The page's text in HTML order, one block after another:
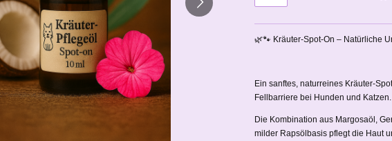
🌿🐾 Kräuter-Spot-On – Natürliche
Ein sanftes, naturreines Kräuter-
Fellbarriere bei Hunden und Katzen.
Die Kombination aus Margosaöl,
milder Rapsölbasis pflegt die Haut